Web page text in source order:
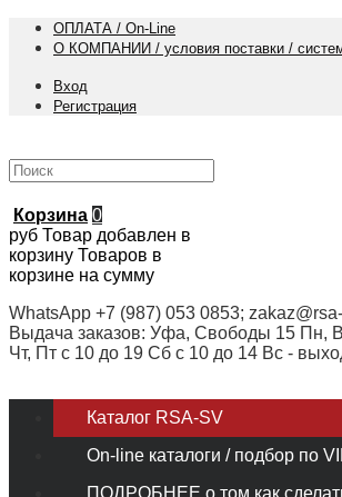
ОПЛАТА / On-Line
О КОМПАНИИ / условия поставки /
Вход
Регистрация
Корзина 0
руб Товар добавлен в
корзину Товаров в
корзине на сумму
WhatsApp +7 (987) 053 0853;
Выдача заказов: Уфа, Свободы 15 Пн,
Чт, Пт с 10 до 19 Сб с 10 до 14 Вс -
Каталог RSA-SV
On-line каталоги / подбор по
ПОДРОБНЕЕ о том как